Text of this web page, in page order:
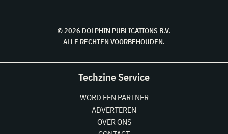
© 2026 DOLPHIN PUBLICATIONS B.V.
ALLE RECHTEN VOORBEHOUDEN.
Techzine Service
WORD EEN PARTNER
ADVERTEREN
OVER ONS